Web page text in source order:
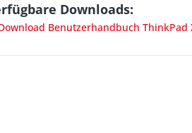
Downloads:
Benutzerhandbuch ThinkPad